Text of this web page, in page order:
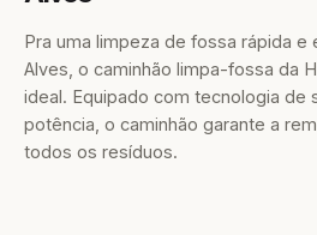
Pra uma limpeza de fossa rápida e
Alves, o caminhão limpa-fossa da
ideal. Equipado com tecnologia de
potência, o caminhão garante a
todos os resíduos.